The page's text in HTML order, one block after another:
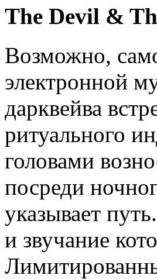
The Devil &
Возможно,
электронной
дарквейва
ритуального
головами
посреди
указывает
и звучание